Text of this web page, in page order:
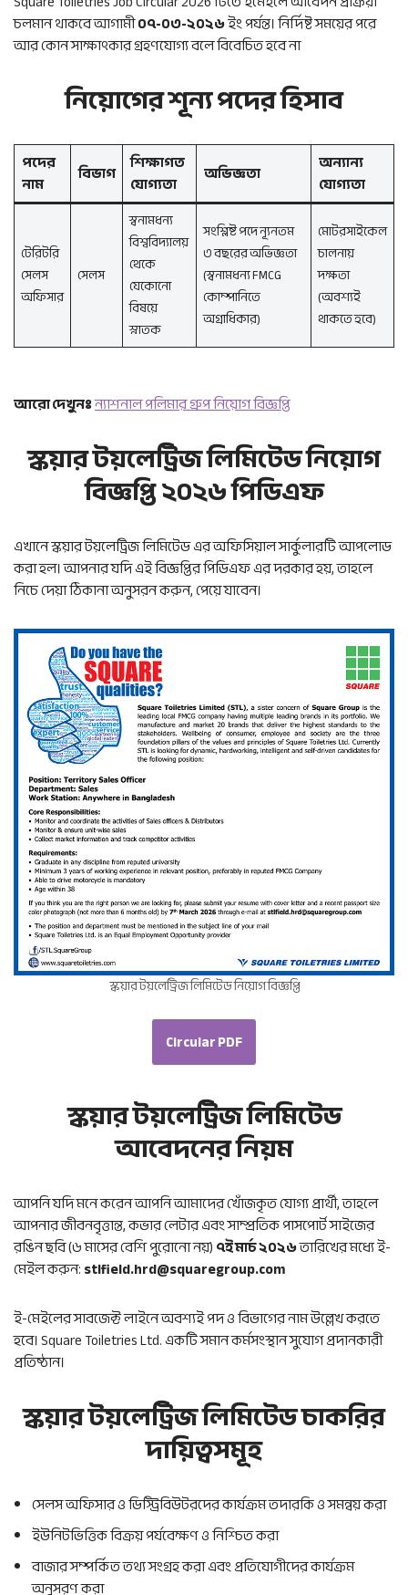
চলমান থাকবে আগামী০৭-০৩-২০২৬ইং পর্যন্ত। নির্দিষ্ট সময়ের পরে
আর কোন সাক্ষাৎকার গ্রহণযোগ্য বলে বিবেচিত হবে না
নিয়োগের শূন্য পদের হিসাব
পদের
নাম
বিভাগ শিক্ষাগত
যোগ্যতা
অভিজ্ঞতা
অন্যান্য
যোগ্যতা
টেরিটরি
সেলস
অফিসার
সেলস
স্বনামধন্য
বিশ্ববিদ্যালয়
থেকে
যেকোনো
বিষয়ে
স্নাতক
সংশ্লিষ্ট পদে ন্যূনতম
৩ বছরের অভিজ্ঞতা
(স্বনামধন্য FMCG
কোম্পানিতে
অগ্রাধিকার)
মোটরসাইকেল
চালনায়
দক্ষতা
(অবশ্যই
থাকতে হবে)
আরো দেখুনঃন্যাশনাল পলিমার গ্রুপ নিয়োগ বিজ্ঞপ্তি
স্কয়ার টয়লেট্রিজ লিমিটেড নিয়োগ
বিজ্ঞপ্তি ২০২৬ পিডিএফ
এখানে স্কয়ার টয়লেট্রিজ লিমিটেড এর অফিসিয়াল সার্কুলারটি আপলোড
করা হল। আপনার যদি এই বিজ্ঞপ্তির পিডিএফ এর দরকার হয়, তাহলে
নিচে দেয়া ঠিকানা অনুসরন করুন, পেয়ে যাবেন।
স্কয়ার টয়লেট্রিজ লিমিটেড নিয়োগ বিজ্ঞপ্তি
Circular PDF
স্কয়ার টয়লেট্রিজ লিমিটেড
আবেদনের নিয়ম
আপনি যদি মনে করেন আপনি আমাদের খোঁজকৃত যোগ্য প্রার্থী, তাহলে
আপনার জীবনবৃত্তান্ত, কভার লেটার এবং সাম্প্রতিক পাসপোর্ট সাইজের
রঙিন ছবি (৬ মাসের বেশি পুরোনো নয়)৭ই মার্চ ২০২৬তারিখের মধ্যে ই-
মেইল করুন:stlfield.hrd@squaregroup.com
ই-মেইলের সাবজেক্ট লাইনে অবশ্যই পদ ও বিভাগের নাম উল্লেখ করতে
হবে। Square Toiletries Ltd. একটি সমান কর্মসংস্থান সুযোগ প্রদানকারী
প্রতিষ্ঠান।
স্কয়ার টয়লেট্রিজ লিমিটেড চাকরির
দায়িত্বসমূহ
সেলস অফিসার ও ডিস্ট্রিবিউটরদের কার্যক্রম তদারকি ও সমন্বয় করা
ইউনিটভিত্তিক বিক্রয় পর্যবেক্ষণ ও নিশ্চিত করা
বাজার সম্পর্কিত তথ্য সংগ্রহ করা এবং প্রতিযোগীদের কার্যক্রম
অনুসরণ করা